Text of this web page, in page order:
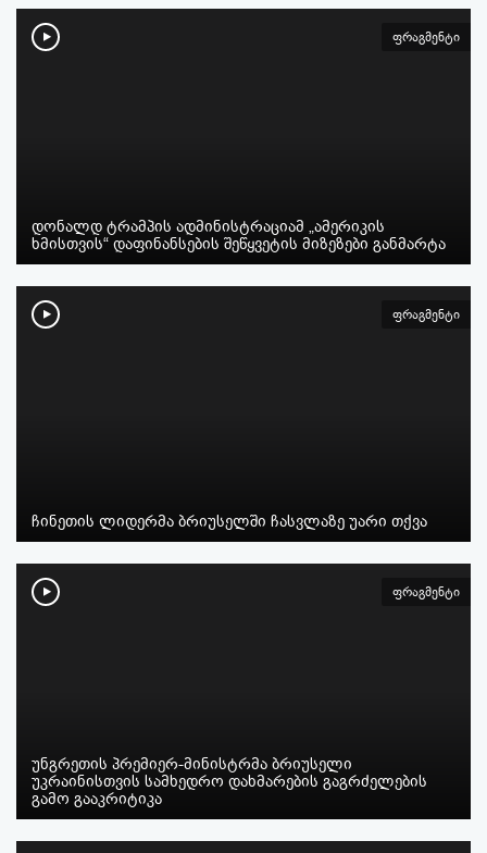
ფრაგმენტი
დონალდ ტრამპის ადმინისტრაციამ „ამერიკის
ხმისთვის“ დაფინანსების შეწყვეტის მიზეზები განმარტა
ფრაგმენტი
ჩინეთის ლიდერმა ბრიუსელში ჩასვლაზე უარი თქვა
ფრაგმენტი
უნგრეთის პრემიერ-მინისტრმა ბრიუსელი
უკრაინისთვის სამხედრო დახმარების გაგრძელების
გამო გააკრიტიკა